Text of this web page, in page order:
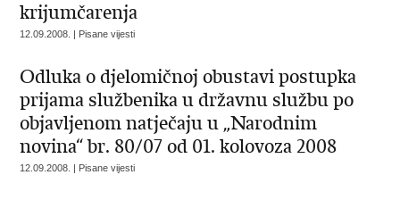
krijumčarenja
12.09.2008. | Pisane vijesti
Odluka o djelomičnoj obustavi postupka
prijama službenika u državnu službu po
objavljenom natječaju u „Narodnim
novina“ br. 80/07 od 01. kolovoza 2008
12.09.2008. | Pisane vijesti